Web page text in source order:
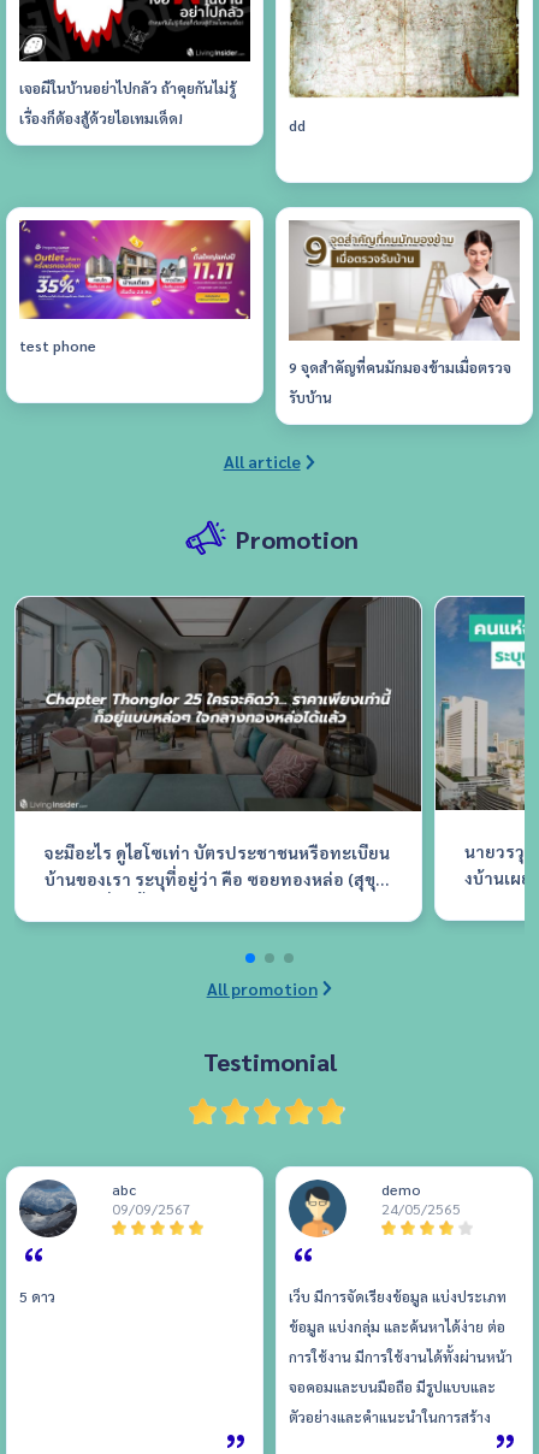
เจอผีในบ้านอย่าไปกลัว ถ้าคุยกันไม่รู้
เรื่องก็ต้องสู้ด้วยไอเทมเด็ด!
dd
test phone
9 จุดสำคัญที่คนมักมองข้ามเมื่อตรวจ
รับบ้าน
All article
Promotion
จะมีอะไร ดูไฮโซเท่า บัตรประชาชนหรือทะเบียน
บ้านของเรา ระบุที่อยู่ว่า คือ ซอยทองหล่อ (สุขุม
เพราะมันเหมือนสิ่งที่บอกฐานะและรสนิยมทาง
สังคมของคุณได้เป็นอย่างดี
นายวรวุ
งบ้านเผย
All promotion
Testimonial
abc
09/09/2567
5 ดาว
demo
24/05/2565
เว็บ มีการจัดเรียงข้อมูล แบ่งประเภท
ข้อมูล แบ่งกลุ่ม และค้นหาได้ง่าย ต่อ
การใช้งาน มีการใช้งานได้ทั้งผ่านหน้า
จอคอมและบนมือถือ มีรูปแบบและ
ตัวอย่างและคำแนะนำในการสร้าง
ประกาศขาย มีระบบหลังบ้านให้ผู้ขาย